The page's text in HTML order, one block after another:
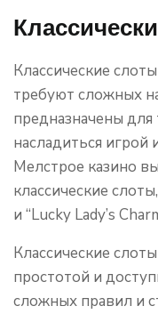
Классические
требуют сложных
предназначены для
насладиться игрой
Мелстрое казино
классические
и “Lucky Lady’s
Классические
простотой и
сложных правил и